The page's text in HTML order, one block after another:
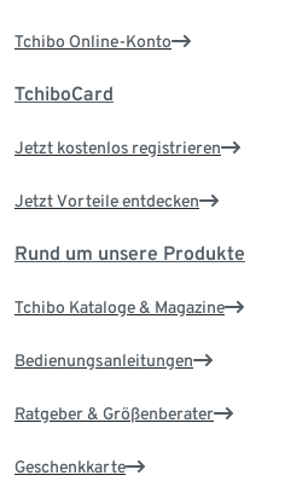
Tchibo Online-Konto
TchiboCard
Jetzt kostenlos registrieren
Jetzt Vorteile entdecken
Rund um unsere Produkte
Tchibo Kataloge & Magazine
Bedienungsanleitungen
Ratgeber & Größenberater
Geschenkkarte